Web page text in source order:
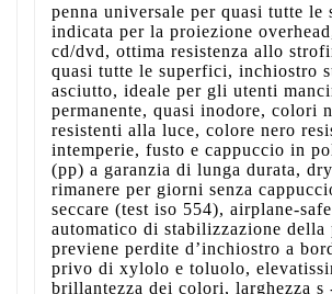
penna universale per quasi tutte le
indicata per la proiezione
cd/dvd, ottima resistenza allo
quasi tutte le superfici, inchiostro
asciutto, ideale per gli utenti
permanente, quasi inodore, colori
resistenti alla luce, colore nero
intemperie, fusto e cappuccio in
(pp) a garanzia di lunga durata,
rimanere per giorni senza
seccare (test iso 554), airplane-
automatico di stabilizzazione della
previene perdite d’inchiostro a
privo di xylolo e toluolo,
brillantezza dei colori, larghezza s